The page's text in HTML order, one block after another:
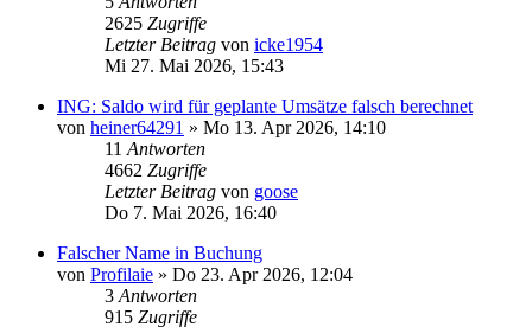
2625 Zugriffe
Letzter Beitrag von icke1954
Mi 27. Mai 2026, 15:43
ING: Saldo wird für geplante Umsätze falsch berechnet
von heiner64291 » Mo 13. Apr 2026, 14:10
11 Antworten
4662 Zugriffe
Letzter Beitrag von goose
Do 7. Mai 2026, 16:40
Falscher Name in Buchung
von Profilaie » Do 23. Apr 2026, 12:04
3 Antworten
915 Zugriffe